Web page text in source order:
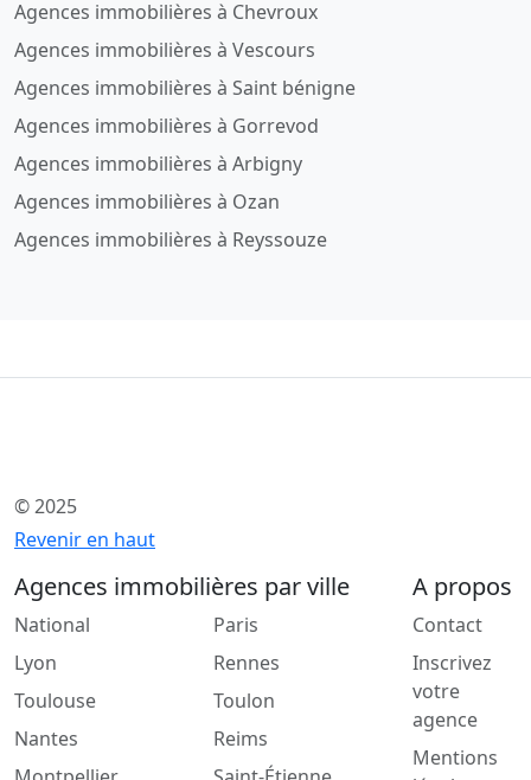
Agences immobilières à Chevroux
Agences immobilières à Vescours
Agences immobilières à Saint bénigne
Agences immobilières à Gorrevod
Agences immobilières à Arbigny
Agences immobilières à Ozan
Agences immobilières à Reyssouze
© 2025
Revenir en haut
Agences immobilières par ville
National
Lyon
Toulouse
Nantes
Paris
Rennes
Toulon
Reims
A propos
Contact
Inscrivez
votre
agence
Mentions